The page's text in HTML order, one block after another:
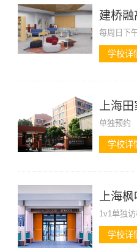
建桥融
每周日下
学校详
上海
单独预约
学校详
上海
1v1单独
学校详